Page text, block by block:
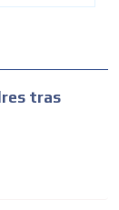
tras